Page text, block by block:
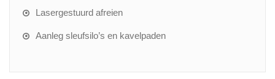
Lasergestuurd afreien
Aanleg sleufsilo’s en kavelpaden